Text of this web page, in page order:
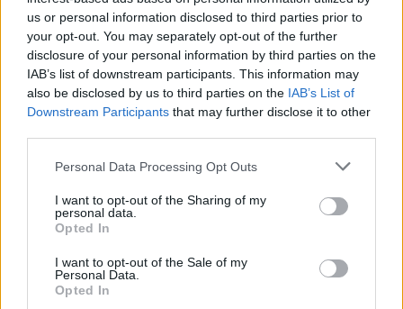
us or personal information disclosed to third parties prior to
your opt-out. You may separately opt-out of the further
disclosure of your personal information by third parties on the
IAB’s list of downstream participants. This information may
also be disclosed by us to third parties on the IAB’s List of
Downstream Participants that may further disclose it to other
Personal Data Processing Opt Outs
I want to opt-out of the Sharing of my
personal data.
Opted In
I want to opt-out of the Sale of my
Personal Data.
Opted In
υποθέσουμε ότι ο φίλος σας ακύρωσε τελευταία στιγμή τα
σχέδια σας για μια έξοδο το Σάββατο και όταν τον ρωτάτε
«γιατί» ξεκινά να σας εξιστορεί πως τσακώθηκε με τους γονείς
του, πόσο άσχημη ήταν η ημέρα στη δουλειά και γενικά
προσπαθεί να ξεγλιστρίσει χωρίς να ζητήσει συγγνώμη που σας
έστησε... Η αλλαγή τακτικής, είναι σημάδι τοξικότητας.